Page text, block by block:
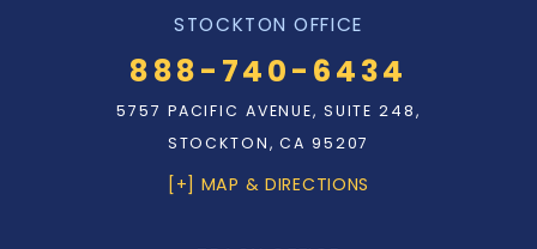
STOCKTON OFFICE
888-740-6434
5757 PACIFIC AVENUE, SUITE 248,
STOCKTON, CA 95207
[+] MAP & DIRECTIONS